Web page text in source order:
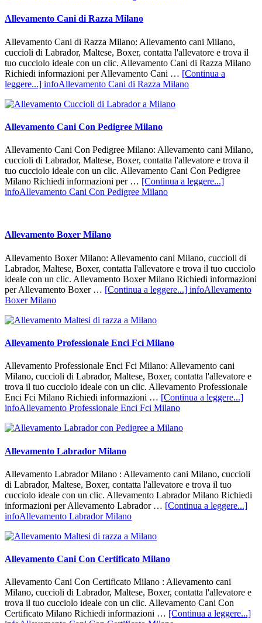
Allevamento Cani di Razza Milano
Allevamento Cani di Razza Milano: Allevamento cani Milano,
cuccioli di Labrador, Maltese, Boxer, contatta l'allevatore e trova il
tuo cucciolo ideale con un clic. Allevamento Cani di Razza Milano
Richiedi informazioni per Allevamento Cani … [Continua a
leggere...] infoAllevamento Cani di Razza Milano
Allevamento Cani Con Pedigree Milano
Allevamento Cani Con Pedigree Milano: Allevamento cani Milano,
cuccioli di Labrador, Maltese, Boxer, contatta l'allevatore e trova il
tuo cucciolo ideale con un clic. Allevamento Cani Con Pedigree
Milano Richiedi informazioni per … [Continua a leggere...]
infoAllevamento Cani Con Pedigree Milano
Allevamento Boxer Milano
Allevamento Boxer Milano: Allevamento cani Milano, cuccioli di
Labrador, Maltese, Boxer, contatta l'allevatore e trova il tuo cucciolo
ideale con un clic. Allevamento Boxer Milano Richiedi informazioni
per Allevamento Boxer … [Continua a leggere...] infoAllevamento
Boxer Milano
Allevamento Professionale Enci Fci Milano
Allevamento Professionale Enci Fci Milano: Allevamento cani
Milano, cuccioli di Labrador, Maltese, Boxer, contatta l'allevatore e
trova il tuo cucciolo ideale con un clic. Allevamento Professionale
Enci Fci Milano Richiedi informazioni … [Continua a leggere...]
infoAllevamento Professionale Enci Fci Milano
Allevamento Labrador Milano
Allevamento Labrador Milano : Allevamento cani Milano, cuccioli
di Labrador, Maltese, Boxer, contatta l'allevatore e trova il tuo
cucciolo ideale con un clic. Allevamento Labrador Milano Richiedi
informazioni per Allevamento Labrador … [Continua a leggere...]
infoAllevamento Labrador Milano
Allevamento Cani Con Certificato Milano
Allevamento Cani Con Certificato Milano : Allevamento cani
Milano, cuccioli di Labrador, Maltese, Boxer, contatta l'allevatore e
trova il tuo cucciolo ideale con un clic. Allevamento Cani Con
Certificato Milano Richiedi informazioni … [Continua a leggere...]